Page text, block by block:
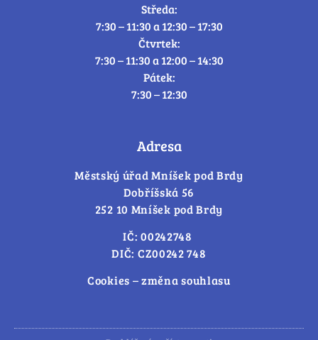
Středa:
7:30 – 11:30 a 12:30 – 17:30
Čtvrtek:
7:30 – 11:30 a 12:00 – 14:30
Pátek:
7:30 – 12:30
Adresa
Městský úřad Mníšek pod Brdy
Dobříšská 56
252 10 Mníšek pod Brdy
IČ: 00242748
DIČ: CZ00242 748
Cookies – změna souhlasu